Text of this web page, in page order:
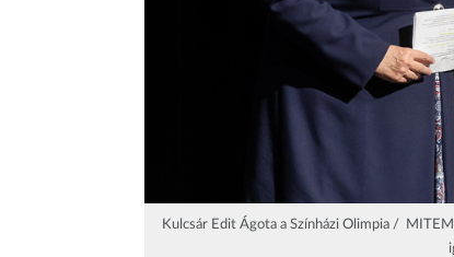
Kulcsár Edit Ágota a Színházi Olimpia /